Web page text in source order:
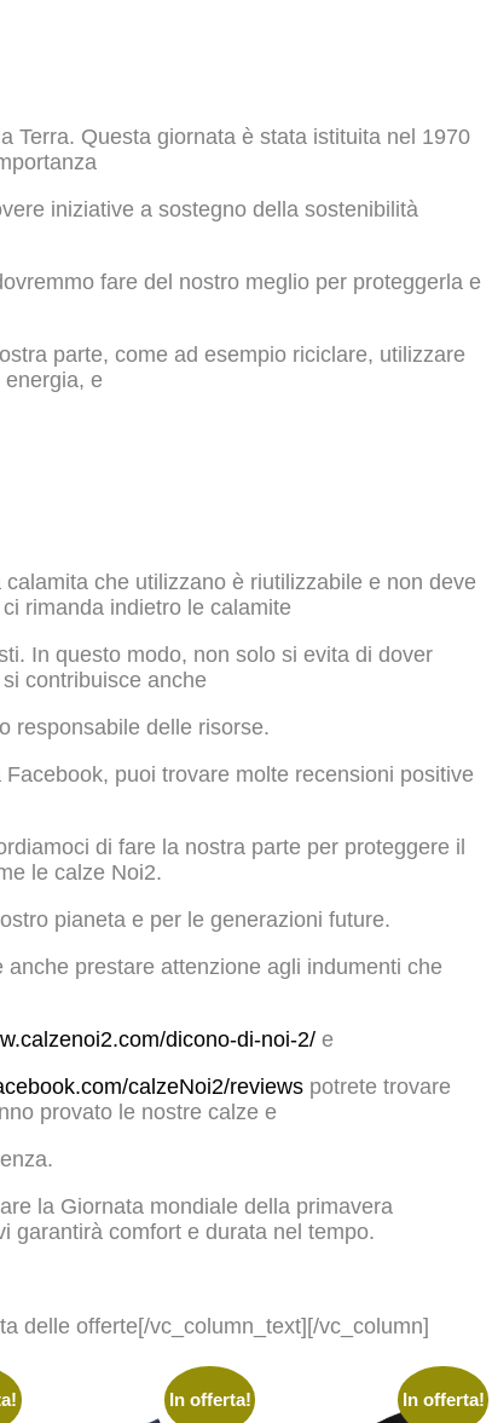
Terra. Questa giornata è stata istituita nel 1970
iniziative a sostegno della sostenibilità
fare del nostro meglio per proteggerla e
parte, come ad esempio riciclare, utilizzare
energia, e
che utilizzano è riutilizzabile e non deve
rimanda indietro le calamite
In questo modo, non solo si evita di dover
contribuisce anche
responsabile delle risorse.
puoi trovare molte recensioni positive
di fare la nostra parte per proteggere il
le calze Noi2.
pianeta e per le generazioni future.
prestare attenzione agli indumenti che
dicono-di-noi-2/ e
calzeNoi2/reviews potrete trovare
provato le nostre calze e
la Giornata mondiale della primavera
garantirà comfort e durata nel tempo.
delle offerte[/vc_column_text][/vc_column]
In offerta! In offerta!